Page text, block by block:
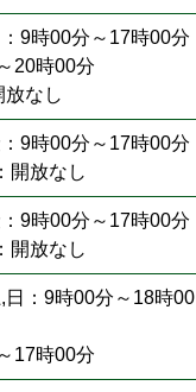
9時00分～17時00分
20時00分
なし
9時00分～17時00分
開放なし
9時00分～17時00分
開放なし
日：9時00分～18時00
17時00分